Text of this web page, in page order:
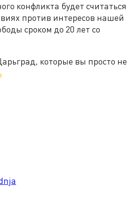
конфликта будет считаться
против интересов нашей
сроком до 20 лет со
которые вы просто не